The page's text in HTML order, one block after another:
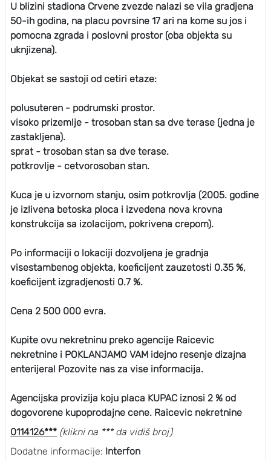
U blizini stadiona Crvene zvezde nalazi se vila gradjena
50-ih godina, na placu povrsine 17 ari na kome su jos i
pomocna zgrada i poslovni prostor (oba objekta su
uknjizena).
Objekat se sastoji od cetiri etaze:
polusuteren - podrumski prostor.
visoko prizemlje - trosoban stan sa dve terase (jedna je
zastakljena).
sprat - trosoban stan sa dve terase.
potkrovlje - cetvorosoban stan.
Kuca je u izvornom stanju, osim potkrovlja (2005. godine
je izlivena betoska ploca i izvedena nova krovna
konstrukcija sa izolacijom, pokrivena crepom).
Po informaciji o lokaciji dozvoljena je gradnja
visestambenog objekta, koeficijent zauzetosti 0.35 %,
koeficijent izgradjenosti 0.7 %.
Cena 2 500 000 evra.
Kupite ovu nekretninu preko agencije Raicevic
nekretnine i POKLANJAMO VAM idejno resenje dizajna
enterijera! Pozovite nas za vise informacija.
Agencijska provizija koju placa KUPAC iznosi 2 % od
dogovorene kupoprodajne cene. Raicevic nekretnine
0114126*** (klikni na *** da vidiš broj)
Dodatne informacije: Interfon